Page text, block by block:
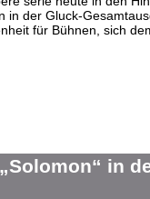
in der Gluck-
für Bühnen, sich
in